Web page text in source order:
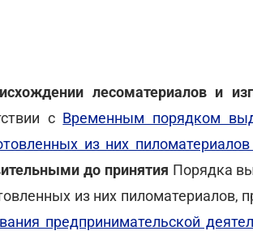
лесоматериалов и
с Временным порядком
из них
до принятия Порядка
из них пиломатериалов,
предпринимательской